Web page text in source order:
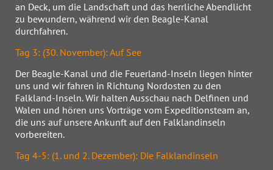
an Deck, um die Landschaft und das herrliche Abendlicht
zu bewundern, während wir den Beagle-Kanal
durchfahren.
Tag 3: (30. November): Auf See
Der Beagle-Kanal und die Feuerland-Inseln liegen hinter
uns und wir fahren in Richtung Nordosten zu den
Falkland-Inseln. Wir halten Ausschau nach Delfinen und
Walen und hören uns Vorträge vom Expeditionsteam an,
die uns auf unsere Ankunft auf den Falklandinseln
vorbereiten.
Tag 4-5: (1. und 2. Dezember): Die Falklandinseln